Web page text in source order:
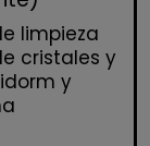
limpieza
cristales y
y